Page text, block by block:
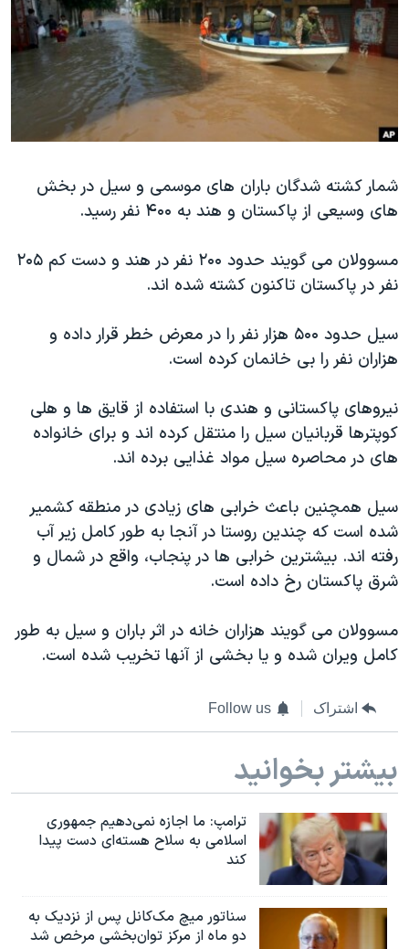
فرهنگ و زندگی
حقوق شهروندی
علم و فناوری
گالری عکس
آرشیو پخش زنده
مستندها
انتخابات ریاست جمهوری آمریکا ۲۰۲۴
حمله جمهوری اسلامی به اسرائیل
رمز مهسا
اعتراضات زن، زندگی، آزادی
مجموعه مستندهای دادخواهی
دادگاه حمید نوری
قانون شفافیت دارائی کادر رهبری ایران
اسرائیل در جنگ
نرگس محمدی برنده جایزه نوبل صلح
صفحه‌های ویژه
سفر پرزیدنت ترامپ به چین
دنبال کنید
زبانهای مختلف
شمار کشته شدگان باران های موسمی و سیل در بخش
های وسیعی از پاکستان و هند به ۴۰۰ نفر رسید.
مسوولان می گویند حدود ۲۰۰ نفر در هند و دست کم ۲۰۵
نفر در پاکستان تاکنون کشته شده اند.
سیل حدود ۵۰۰ هزار نفر را در معرض خطر قرار داده و
هزاران نفر را بی خانمان کرده است.
نیروهای پاکستانی و هندی با استفاده از قایق ها و هلی
کوپترها قربانیان سیل را منتقل کرده اند و برای خانواده
های در محاصره سیل مواد غذایی برده اند.
سیل همچنین باعث خرابی های زیادی در منطقه کشمیر
شده است که چندین روستا در آنجا به طور کامل زیر آب
رفته اند. بیشترین خرابی ها در پنجاب، واقع در شمال و
شرق پاکستان رخ داده است.
مسوولان می گویند هزاران خانه در اثر باران و سیل به طور
کامل ویران شده و یا بخشی از آنها تخریب شده است.
اشتراک Follow us
بیشتر بخوانید
ترامپ: ما اجازه نمی‌دهیم جمهوری
اسلامی به سلاح هسته‌ای دست پیدا
کند
سناتور میچ مک‌کانل پس از نزدیک به
دو ماه از مرکز توان‌بخشی مرخص شد